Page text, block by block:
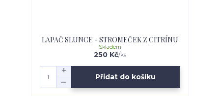
LAPAČ SLUNCE - STROMEČEK Z CITRÍNU
250 Kč/ks
Skladem
Přidat do košíku